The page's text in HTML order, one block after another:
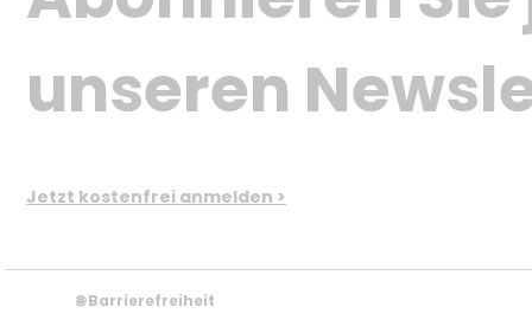
unseren
Jetzt kostenfrei anmelden >
🌐Barrierefreiheit